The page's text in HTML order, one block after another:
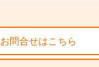
お問合せはこちら